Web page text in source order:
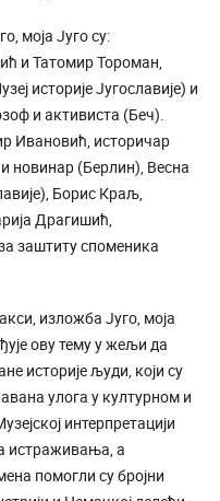
моја Југо су:
и Татомир Тороман,
историје Југославије) и
и активиста (Беч).
Ивановић, историчар
новинар (Берлин), Весна
Борис Краљ,
Драгишић,
заштиту споменика
изложба Југо, моја
ову тему у жељи да
историје људи, који су
улога у културном и
интерпретацији
истраживања, а
помогли су бројни